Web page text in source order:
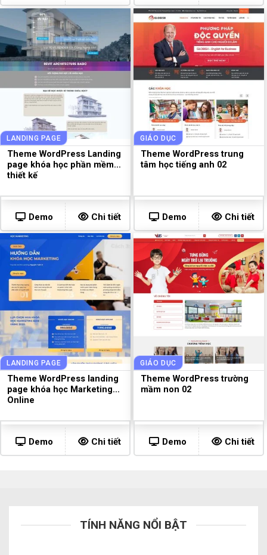
LANDING PAGE
Theme WordPress Landing
page khóa học phần mềm
thiết kế
Demo Chi tiết
GIÁO DỤC
Theme WordPress trung
tâm học tiếng anh 02
Demo Chi tiết
LANDING PAGE
Theme WordPress landing
page khóa học Marketing
Online
Demo Chi tiết
GIÁO DỤC
Theme WordPress trường
mầm non 02
Demo Chi tiết
TÍNH NĂNG NỔI BẬT